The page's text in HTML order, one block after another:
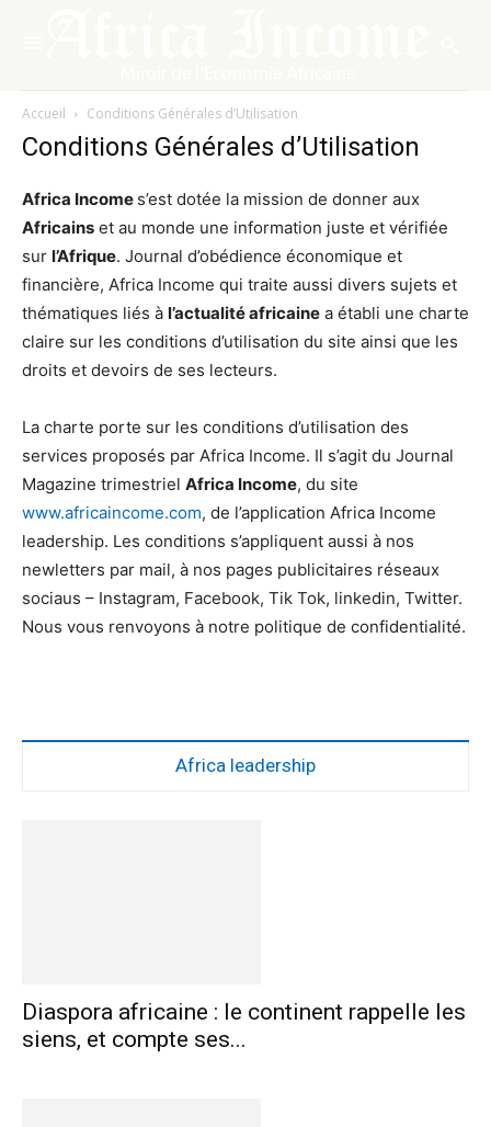
Accueil Conditions Générales d’Utilisation
Conditions Générales d’Utilisation
Africa Income s’est dotée la mission de donner aux
Africains et au monde une information juste et vérifiée
sur l’Afrique. Journal d’obédience économique et
financière, Africa Income qui traite aussi divers sujets et
thématiques liés à l’actualité africaine a établi une charte
claire sur les conditions d’utilisation du site ainsi que les
droits et devoirs de ses lecteurs.
La charte porte sur les conditions d’utilisation des
services proposés par Africa Income. Il s’agit du Journal
Magazine trimestriel Africa Income, du site
www.africaincome.com, de l’application Africa Income
leadership. Les conditions s’appliquent aussi à nos
newletters par mail, à nos pages publicitaires réseaux
sociaus – Instagram, Facebook, Tik Tok, linkedin, Twitter.
Nous vous renvoyons à notre politique de confidentialité.
Africa leadership
Diaspora africaine : le continent rappelle les
siens, et compte ses...